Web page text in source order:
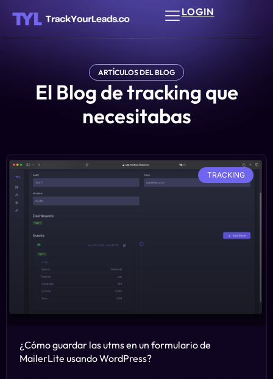
LOGIN
ARTÍCULOS DEL BLOG
El Blog de tracking que
necesitabas
TRACKING
¿Cómo guardar las utms en un formulario de
MailerLite usando WordPress?